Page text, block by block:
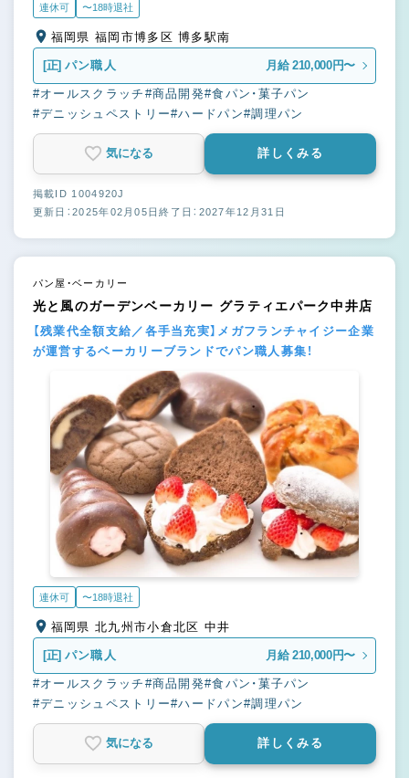
連休可 〜18時退社
福岡県 福岡市博多区 博多駅南
[正] パン職人 月給 210,000円〜
#オールスクラッチ #商品開発#食パン・菓子パン
#デニッシュペストリー#ハードパン#調理パン
気になる 詳しくみる
掲載ID 1004920J
更新日：2025年02月05日終了日：2027年12月31日
パン屋・ベーカリー
光と風のガーデンベーカリー グラティエパーク中井店
【残業代全額支給／各手当充実】メガフランチャイジー企業
が運営するベーカリーブランドでパン職人募集！
連休可 〜18時退社
福岡県 北九州市小倉北区 中井
[正] パン職人 月給 210,000円〜
#オールスクラッチ #商品開発#食パン・菓子パン
#デニッシュペストリー#ハードパン#調理パン
気になる 詳しくみる